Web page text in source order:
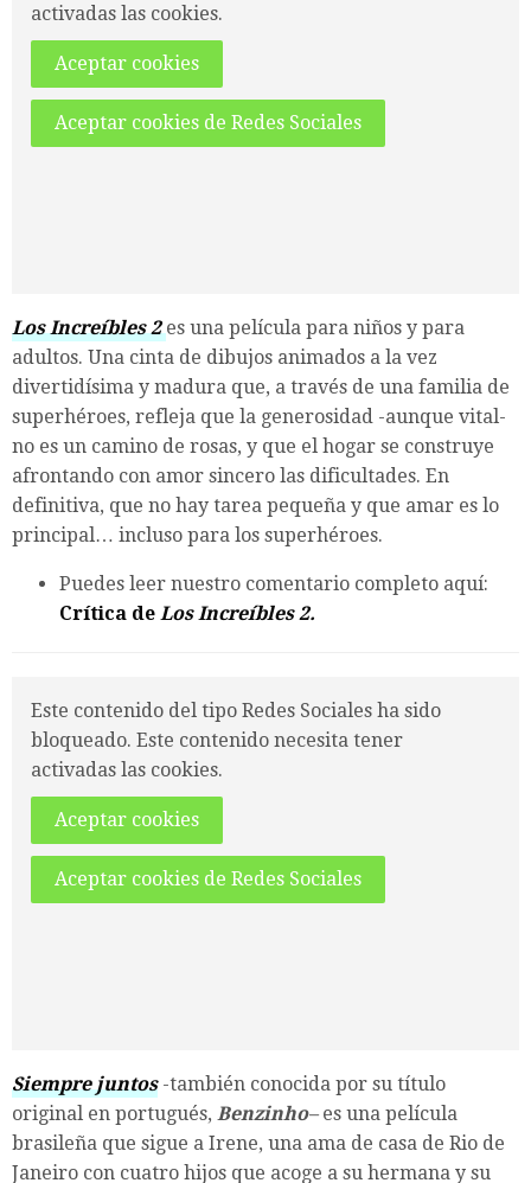
activadas las cookies.
Aceptar cookies
Aceptar cookies de Redes Sociales
Los Increíbles 2es una película para niños y para
adultos. Una cinta de dibujos animados a la vez
divertidísima y madura que, a través de una familia de
superhéroes, refleja que la generosidad -aunque vital-
no es un camino de rosas, y que el hogar se construye
afrontando con amor sincero las dificultades. En
definitiva, que no hay tarea pequeña y que amar es lo
principal… incluso para los superhéroes.
Puedes leer nuestro comentario completo aquí:
Crítica de Los Increíbles 2.
Este contenido del tipo Redes Sociales ha sido
bloqueado. Este contenido necesita tener
activadas las cookies.
Aceptar cookies
Aceptar cookies de Redes Sociales
Siempre juntos -también conocida por su título
original en portugués, Benzinho– es una película
brasileña que sigue a Irene, una ama de casa de Rio de
Janeiro con cuatro hijos que acoge a su hermana y su